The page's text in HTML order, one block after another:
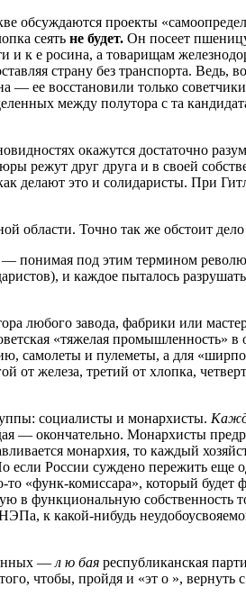
обсуждаются проекты
сеять не будет. Он посеет
и к е росина, а товарищам
страну без транспорта.
ее восстановили только
между полутора с та
окажутся достаточно
режут друг друга и в своей
это и солидаристы. При
области. Точно так же обстоит
понимая под этим термином
и каждое пыталось
любого завода, фабрики или
«тяжелая промышленность»
и пулеметы, а для
от железа, третий от хлопка,
социалисты и монархисты.
— окончательно. Монархисты
монархия, то каждый
если России суждено пережить еще
«функ-комиссара», который
в функциональную собственность
к какой-нибудь
— л ю бая республиканская
чтобы, пройдя и «эт о », вернуть